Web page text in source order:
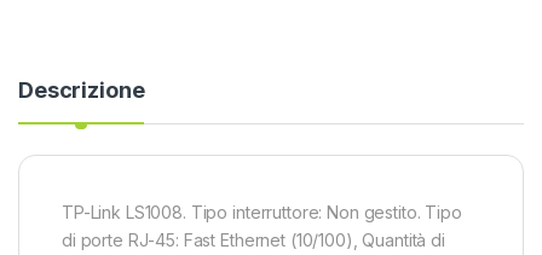
Descrizione
TP-Link LS1008. Tipo interruttore: Non gestito. Tipo
di porte RJ-45: Fast Ethernet (10/100), Quantità di